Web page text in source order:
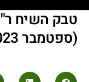
טבק השיח
(ספטמבר 2023)